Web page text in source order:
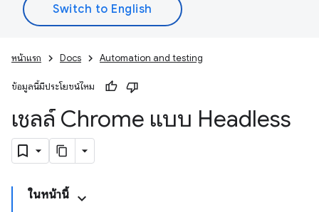
หน้าแรก Docs Automation and testing
ข้อมูลนี้มีประโยชน์ไหม
เชลล์ Chrome แบบ Headless
ในหน้านี้